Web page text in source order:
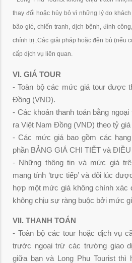
thay đổi hoặc hủy bỏ vì những lý do
bão gió, chiến tranh, dịch bệnh, đình
chính trị..Các giải pháp hoặc đền bù (nếu
cấp dịch vụ liên quan.
VI. GIÁ TOUR
- Toàn bộ các mức giá tour được
Đồng (VND).
- Các khoản thanh toán bằng
ra Việt Nam Đồng (VND) theo tỷ giá
- Các mức giá bao gồm các
phần BẢNG GIÁ CHI TIẾT và
- Những thông tin và mức giá
mang tính ‘trực tiếp’ và đôi lúc
hợp một mức giá không chính xác
không chịu sự ràng buộc bởi mức
VII. THANH TOÁN
- Toàn bộ các tour hoặc dịch vụ
trước ngoại trừ các trường giao
giữa bạn và Long Phu Tourist thì